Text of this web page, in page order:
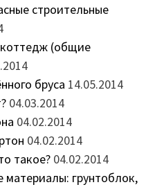
строительные
(общие
бруса 14.05.2014
04.03.2014
04.02.2014
04.02.2014
такое? 04.02.2014
материалы: грунтоблок,